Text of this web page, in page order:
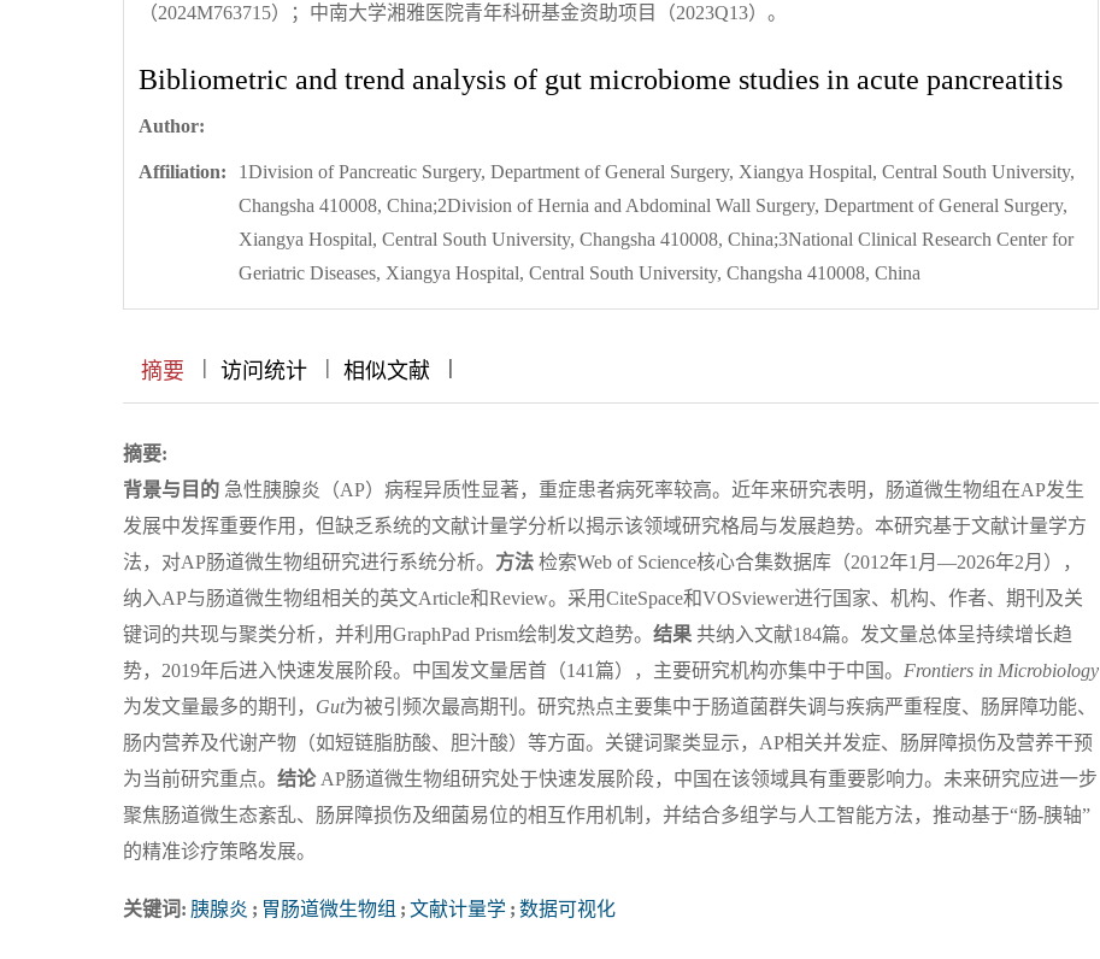
（2024M763715）；中南大学湘雅医院青年科研基金资助项目（2023Q13）。
Bibliometric and trend analysis of gut microbiome studies in acute pancreatitis
Author:
Affiliation:
1Division of Pancreatic Surgery, Department of General Surgery, Xiangya Hospital, Central South University,
Changsha 410008, China;2Division of Hernia and Abdominal Wall Surgery, Department of General Surgery,
Xiangya Hospital, Central South University, Changsha 410008, China;3National Clinical Research Center for
Geriatric Diseases, Xiangya Hospital, Central South University, Changsha 410008, China
摘要 || 访问统计 || 相似文献 ||||
摘要:
背景与目的 急性胰腺炎（AP）病程异质性显著，重症患者病死率较高。近年来研究表明，肠道微生物组在AP发生
发展中发挥重要作用，但缺乏系统的文献计量学分析以揭示该领域研究格局与发展趋势。本研究基于文献计量学方
法，对AP肠道微生物组研究进行系统分析。 方法 检索Web of Science核心合集数据库（2012年1月—2026年2月），
纳入AP与肠道微生物组相关的英文Article和Review。采用CiteSpace和VOSviewer进行国家、机构、作者、期刊及关
键词的共现与聚类分析，并利用GraphPad Prism绘制发文趋势。 结果 共纳入文献184篇。发文量总体呈持续增长趋
势，2019年后进入快速发展阶段。中国发文量居首（141篇），主要研究机构亦集中于中国。 Frontiers in Microbiology
为发文量最多的期刊， Gut为被引频次最高期刊。研究热点主要集中于肠道菌群失调与疾病严重程度、肠屏障功能、
肠内营养及代谢产物（如短链脂肪酸、胆汁酸）等方面。关键词聚类显示，AP相关并发症、肠屏障损伤及营养干预
为当前研究重点。 结论AP肠道微生物组研究处于快速发展阶段，中国在该领域具有重要影响力。未来研究应进一步
聚焦肠道微生态紊乱、肠屏障损伤及细菌易位的相互作用机制，并结合多组学与人工智能方法，推动基于“肠-胰轴”
的精准诊疗策略发展。
关键词: 胰腺炎 ; 胃肠道微生物组 ; 文献计量学 ; 数据可视化